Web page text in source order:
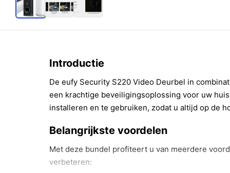
Introductie
De eufy Security S220 Video Deurbel in
een krachtige beveiligingsoplossing voor uw
installeren en te gebruiken, zodat u altijd op de
Belangrijkste voordelen
Met deze bundel profiteert u van meerdere
verbeteren: